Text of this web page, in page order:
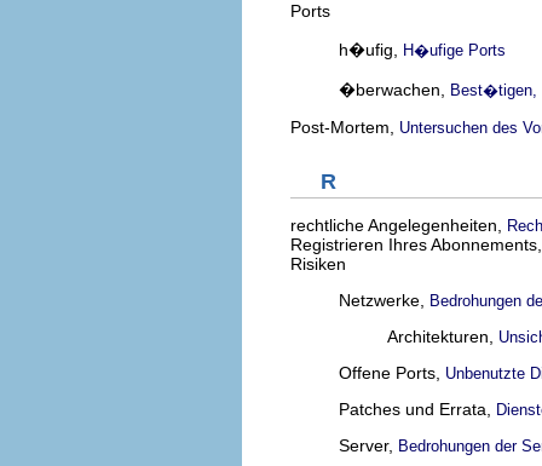
Ports
h�ufig,
H�ufige Ports
�berwachen, Best�tigen,
Post-Mortem, Untersuchen des
R
rechtliche Angelegenheiten,
Registrieren Ihres
Risiken
Netzwerke, Bedrohungen
Architekturen,
Offene Ports, Unbenutzte
Patches und Errata,
Server, Bedrohungen der